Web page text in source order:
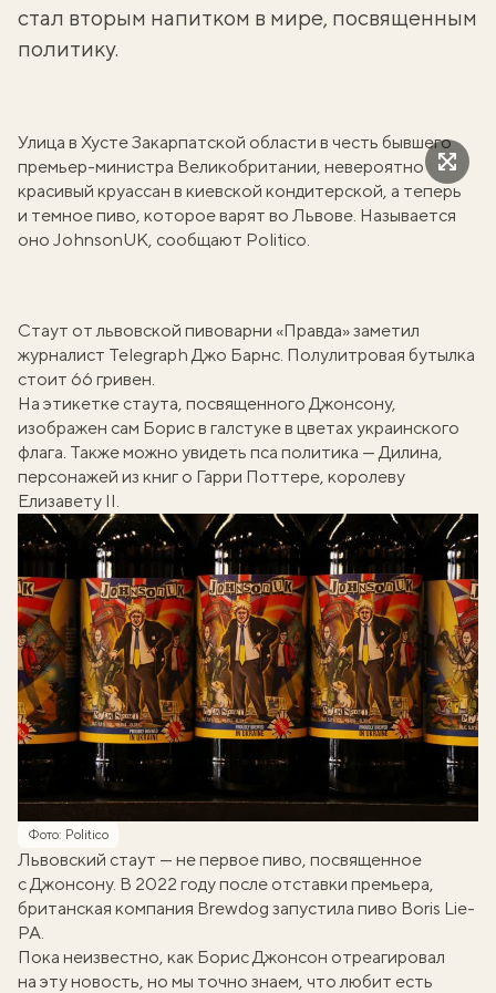
стал вторым напитком в мире, посвященным
политику.
Улица в Хусте Закарпатской области в честь бывшего
премьер-министра Великобритании, невероятно
красивый круассан в киевской кондитерской, а теперь
и темное пиво, которое варят во Львове. Называется
оно JohnsonUK, сообщают Politico.
Стаут от львовской пивоварни «Правда» заметил
журналист Telegraph Джо Барнс. Полулитровая бутылка
стоит 66 гривен.
На этикетке стаута, посвященного Джонсону,
изображен сам Борис в галстуке в цветах украинского
флага. Также можно увидеть пса политика — Дилина,
персонажей из книг о Гарри Поттере, королеву
Елизавету II.
Фото: Politico
Львовский стаут — не первое пиво, посвященное
с Джонсону. В 2022 году после отставки премьера,
британская компания Brewdog запустила пиво Boris Lie-
PA.
Пока неизвестно, как Борис Джонсон отреагировал
на эту новость, но мы точно знаем, что любит есть